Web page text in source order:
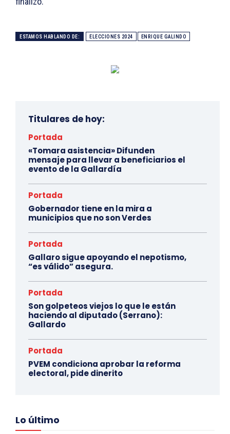
ESTAMOS HABLANDO DE: ELECCIONES 2024 ENRIQUE GALINDO
Titulares de hoy:
Portada
«Tomara asistencia» Difunden
mensaje para llevar a beneficiarios el
evento de la Gallardía
Portada
Gobernador tiene en la mira a
municipios que no son Verdes
Portada
Gallaro sigue apoyando el nepotismo,
“es válido” asegura.
Portada
Son golpeteos viejos lo que le están
haciendo al diputado (Serrano):
Gallardo
Portada
PVEM condiciona aprobar la reforma
electoral, pide dinerito
Lo último